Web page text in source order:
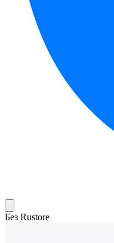
Без Rustore